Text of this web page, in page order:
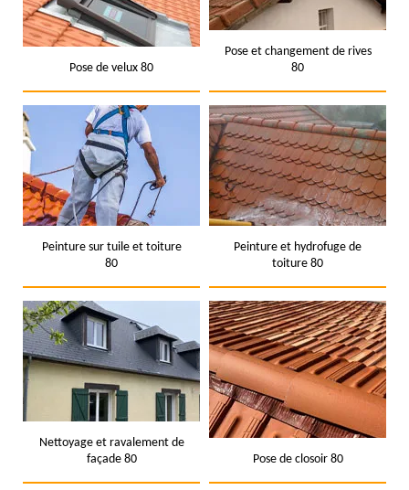
Pose de velux 80
Pose et changement de rives
80
Peinture sur tuile et toiture
80
Peinture et hydrofuge de
toiture 80
Nettoyage et ravalement de
façade 80
Pose de closoir 80